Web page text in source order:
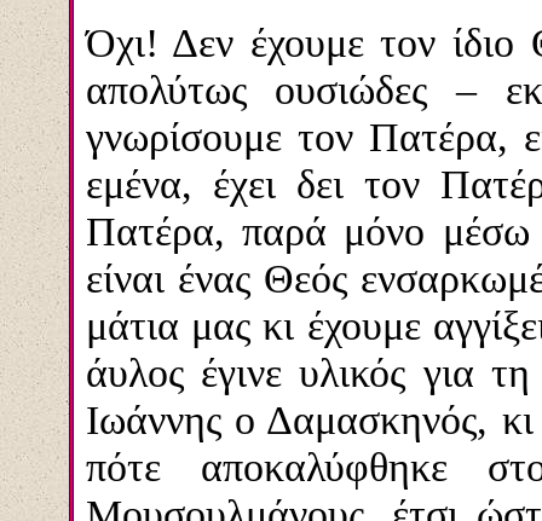
Όχι! Δεν έχουμε τον
απολύτως ουσιώδες –
γνωρίσουμε τον Πατέρα,
εμένα, έχει δει τον
Πατέρα, παρά μόνο
είναι ένας Θεός
μάτια μας κι έχουμε
άυλος έγινε υλικός για
Ιωάννης ο Δαμασκηνός,
πότε αποκαλύφθηκε